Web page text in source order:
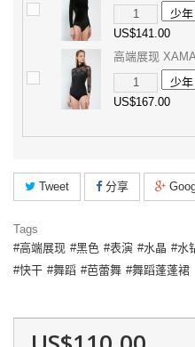
US$141.00
高端展现
US$167.00
Tweet 分享
Tags
高端展现
黑色 表演 水晶 水
快干
舞蹈 芭蕾舞 舞蹈蓬蓬裙